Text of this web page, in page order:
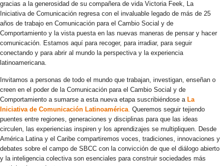
gracias a la generosidad de su compañera de vida Victoria Feek, La
Iniciativa de Comunicación regresa con el invaluable legado de más de 25
años de trabajo en Comunicación para el Cambio Social y de
Comportamiento y la vista puesta en las nuevas maneras de pensar y hacer
comunicación. Estamos aquí para recoger, para irradiar, para seguir
conectando y para abrir al mundo la perspectiva y la experiencia
latinoamericana.
Invitamos a personas de todo el mundo que trabajan, investigan, enseñan o
creen en el poder de la Comunicación para el Cambio Social y de
Comportamiento a sumarse a esta nueva etapa suscribiéndose a La
Iniciativa de Comunicación Latinoamérica. Queremos seguir tejiendo
puentes entre regiones, generaciones y disciplinas para que las ideas
circulen, las experiencias inspiren y los aprendizajes se multipliquen. Desde
América Latina y el Caribe compartiremos voces, tradiciones, innovaciones y
debates sobre el campo de SBCC con la convicción de que el diálogo abierto
y la inteligencia colectiva son esenciales para construir sociedades más